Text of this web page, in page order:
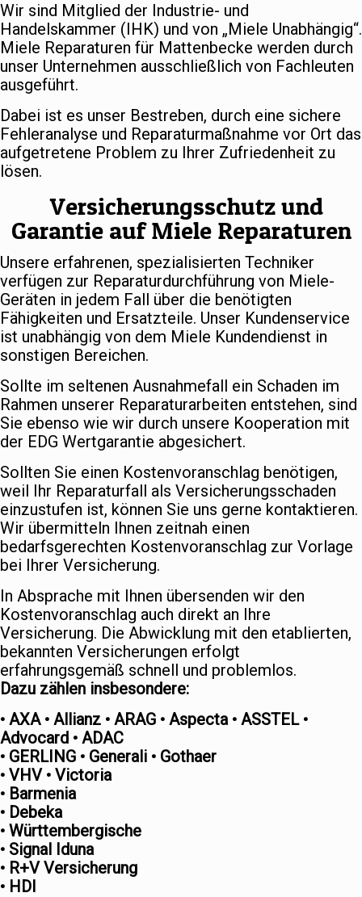
Wir sind Mitglied der Industrie- und
Handelskammer (IHK) und von „Miele Unabhängig“.
Miele Reparaturen für Mattenbecke werden durch
unser Unternehmen ausschließlich von Fachleuten
ausgeführt.
Dabei ist es unser Bestreben, durch eine sichere
Fehleranalyse und Reparaturmaßnahme vor Ort das
aufgetretene Problem zu Ihrer Zufriedenheit zu
lösen.
Versicherungsschutz und
Garantie auf Miele Reparaturen
Unsere erfahrenen, spezialisierten Techniker
verfügen zur Reparaturdurchführung von Miele-
Geräten in jedem Fall über die benötigten
Fähigkeiten und Ersatzteile. Unser Kundenservice
ist unabhängig von dem Miele Kundendienst in
sonstigen Bereichen.
Sollte im seltenen Ausnahmefall ein Schaden im
Rahmen unserer Reparaturarbeiten entstehen, sind
Sie ebenso wie wir durch unsere Kooperation mit
der EDG Wertgarantie abgesichert.
Sollten Sie einen Kostenvoranschlag benötigen,
weil Ihr Reparaturfall als Versicherungsschaden
einzustufen ist, können Sie uns gerne kontaktieren.
Wir übermitteln Ihnen zeitnah einen
bedarfsgerechten Kostenvoranschlag zur Vorlage
bei Ihrer Versicherung.
In Absprache mit Ihnen übersenden wir den
Kostenvoranschlag auch direkt an Ihre
Versicherung. Die Abwicklung mit den etablierten,
bekannten Versicherungen erfolgt
erfahrungsgemäß schnell und problemlos.
Dazu zählen insbesondere:
• AXA • Allianz • ARAG • Aspecta • ASSTEL •
Advocard • ADAC
• GERLING • Generali • Gothaer
• VHV • Victoria
• Barmenia
• Debeka
• Württembergische
• Signal Iduna
• R+V Versicherung
• HDI